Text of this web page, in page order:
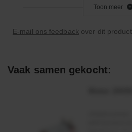
Toepassingsgebied:
Toon meer
E-mail ons feedback over dit product.
Vaak samen gekocht: